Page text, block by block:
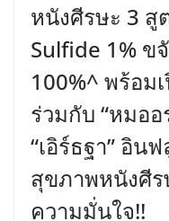
หนังศีรษะ 3 สู
Sulfide 1% ข
100%^ พร้อม
ร่วมกับ “หมออ
“เอิร์ธฐา” อิ
สุขภาพหนังศี
ความมั่นใจ!!